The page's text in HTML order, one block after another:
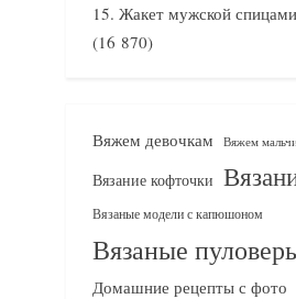
Жакет мужской
(16 870)
Вяжем девочкам Вяжем
Вязание кофточки
Вязаные модели с капюшоном
Вязаные
Домашние рецепты с фото